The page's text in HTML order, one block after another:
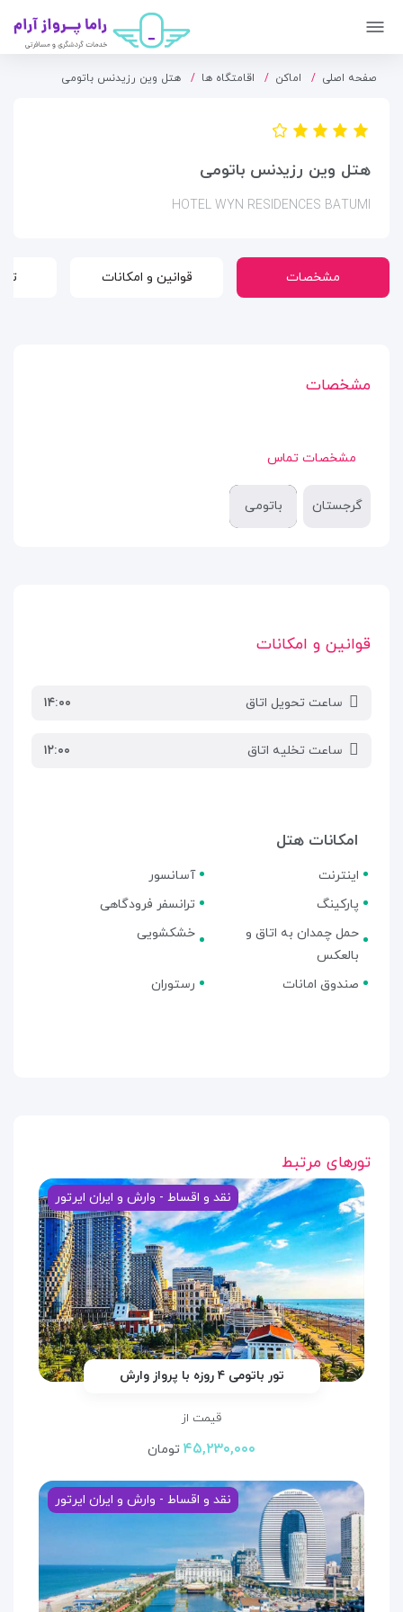
صفحه اصلی اماکن اقامتگاه ها هتل وین رزیدنس باتومی
هتل وین رزیدنس باتومی
HOTEL WYN RESIDENCES BATUMI
مشخصات قوانین و امکانات
مشخصات
مشخصات تماس
گرجستان باتومی
قوانین و امکانات
ساعت تحویل اتاق ۱۴:۰۰
ساعت تخلیه اتاق ۱۲:۰۰
امکانات هتل
اینترنت
آسانسور
پارکینگ
ترانسفر فرودگاهی
حمل چمدان به اتاق و
بالعکس
خشکشویی
صندوق امانات رستوران
تورهای مرتبط
نقد و اقساط - وارش و ایران ایرتور
تور باتومی ۴ روزه با پرواز وارش
قیمت از
۴۵,۲۳۰,۰۰۰ تومان
نقد و اقساط - وارش و ایران ایرتور